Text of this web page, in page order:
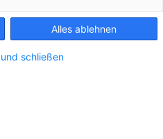
Alles ablehnen
schließen